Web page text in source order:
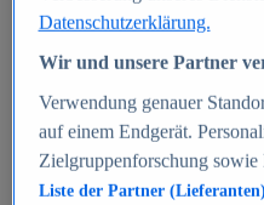
Deutschland 1999-
Umsatz von
2010-2025
B2C-E-Commerce:
Deutschland 2024
Marktanteile von
Deutschland 2024
Umsatzstarke
Deutschland 2023-
Datenschutzerklärung.
Wir und unsere Partner
Verwendung genauer
auf einem Endgerät.
Zielgruppenforschung
Liste der Partner (Lieferanten)